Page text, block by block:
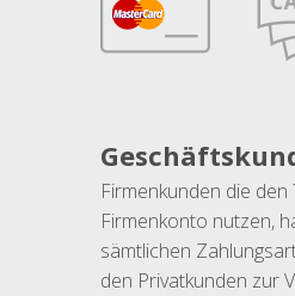
Firmenkunden die den
Firmenkonto nutzen,
sämtlichen
den Privatkunden zur